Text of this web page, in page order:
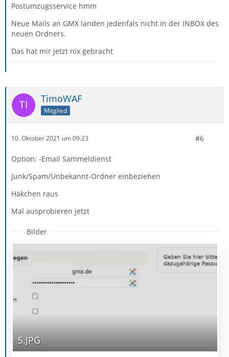
Postumzugsservice hmm
Neue Mails an GMX landen jedenfals nicht in der INBOX des
neuen Ordners.
Das hat mir jetzt nix gebracht
TimoWAF
Mitglied
10. Oktober 2021 um 09:23 #6
Option: -Email Sammeldienst
Junk/Spam/Unbekannt-Ordner einbeziehen
Häkchen raus
Mal ausprobieren jetzt
Bilder
5.JPG